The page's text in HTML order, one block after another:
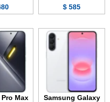
585 $
$
Samsung Galaxy
Max